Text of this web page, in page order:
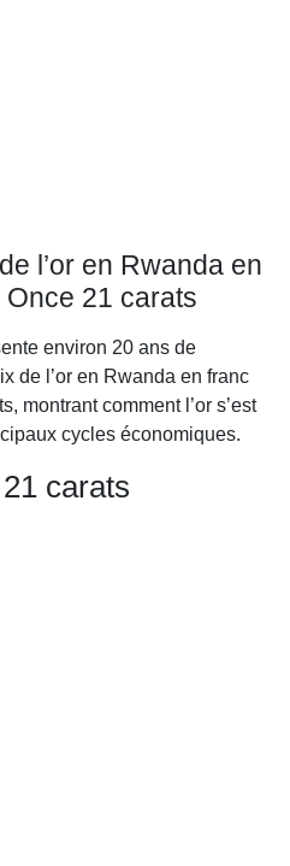
l’or en Rwanda en
21 carats
environ 20 ans de
de l’or en Rwanda en franc
montrant comment l’or s’est
cycles économiques.
carats